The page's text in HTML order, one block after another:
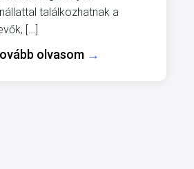
találkozhatnak a
[…]
olvasom →